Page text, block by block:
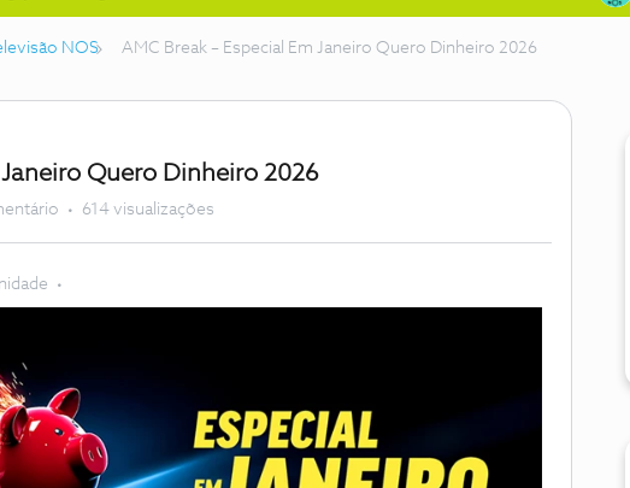
NOS AMC Break – Especial Em Janeiro Quero Dinheiro 2026
Quero Dinheiro 2026
614 visualizações